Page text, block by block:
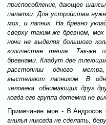
приспособление, дающее
палатки. Для устройства
мох, и лапник. На бревно
сверху таким-же бревном,
ночи не выделяя большого
количестве тепла. Так-же
бревнами. Кладут две
расстоянии одного
выстелают лапником. В
человека, обнимающих друг
когда его группа дотемна не
Примечание мое - В.Андросов
гнилья никогда не сделать,